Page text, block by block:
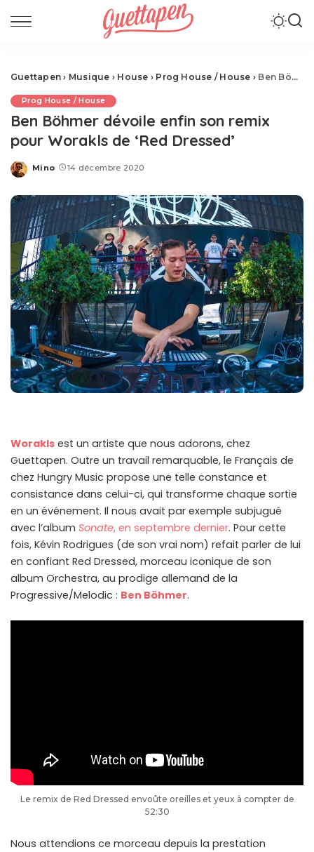
Guettapen › Musique › House › Prog House / House › Ben Böhmer dévoile enfin son remix pour Worakls de ‘Red Dressed’
Prog House / House
Ben Böhmer dévoile enfin son remix
pour Worakls de ‘Red Dressed’
Posted
Mino 14 décembre 2020
Worakls est un artiste que nous adorons, chez
Guettapen. Outre un travail remarquable, le Français de
chez Hungry Music propose une telle constance et
consistance dans celui-ci, qui transforme chaque sortie
en un événement. Il nous avait par exemple subjugué
avec l’album Sonate, en septembre dernier. Pour cette
fois, Kévin Rodrigues (de son vrai nom) refait parler de lui
en confiant Red Dressed, morceau iconique de son
album Orchestra, au prodige allemand de la
Progressive/Melodic : Ben Böhmer.
Le remix de Red Dressed envoûte oreilles et yeux à compter de
52:30
Nous attendions ce morceau depuis la prestation